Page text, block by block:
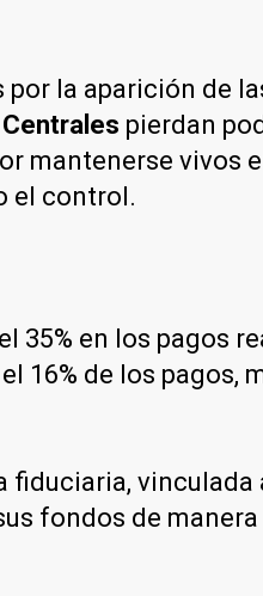
la aparición de
pierdan
mantenerse vivos
el control.
35% en los pagos
16% de los pagos,
fiduciaria,
fondos de